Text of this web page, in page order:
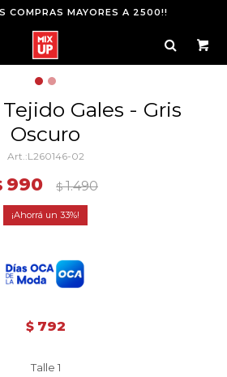
COMPRAS MAYORES A 2500!!
Gales - Gris
Oscuro
L260146-02
990 $ 1.490
33
$ 792
Talle 1